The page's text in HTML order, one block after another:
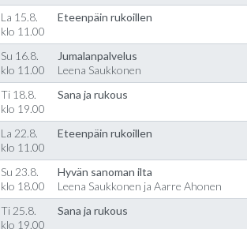
La 15.8.
klo 11.00
Eteenpäin rukoillen
Su 16.8.
klo 11.00
Jumalanpalvelus
Leena Saukkonen
Ti 18.8.
klo 19.00
Sana ja rukous
La 22.8.
klo 11.00
Eteenpäin rukoillen
Su 23.8.
klo 18.00
Hyvän sanoman ilta
Leena Saukkonen ja Aarre Ahonen
Ti 25.8.
klo 19.00
Sana ja rukous